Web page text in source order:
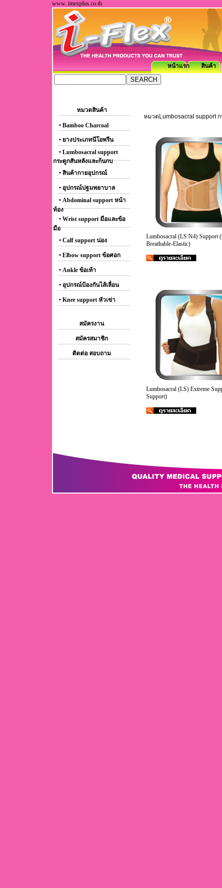
www. imexplus.co.th
หน้าแรก สินค้า
หมวดสินค้า
• Bamboo Charcoal
• ยางประเภทนีโอพรีน
• Lumbosacral support
กระดูกสันหลังและก้นกบ
• สินค้ากายอุปกรณ์
• อุปกรณ์ปฐมพยาบาล
• Abdominal support หน้า
ท้อง
• Wrist support มือและข้อ
มือ
• Calf support น่อง
• Elbow support ข้อศอก
• Ankle ข้อเท้า
• อุปกรณ์ป้องกันไส้เลื่อน
• Knee support หัวเข่า
สมัครงาน
สมัครสมาชิก
ติดต่อ สอบถาม
หมวดLumbosacral support
Lumbosacral (LS N4) Support
Breathable-Elastic)
Lumbosacral (LS) Extreme
Support)